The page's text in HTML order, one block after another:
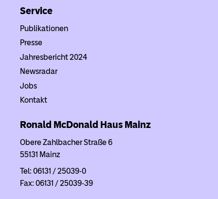
Service
Publikationen
Presse
Jahresbericht 2024
Newsradar
Jobs
Kontakt
Ronald McDonald Haus Mainz
Obere Zahlbacher Straße 6
55131 Mainz
Tel: 06131 / 25039-0
Fax: 06131 / 25039-39